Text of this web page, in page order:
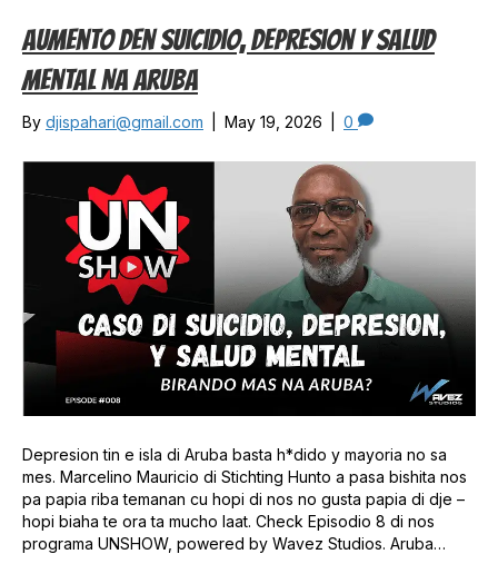
Aumento Den Suicidio, Depresion Y Salud
Mental Na Aruba
By djispahari@gmail.com May 19, 2026 0
Depresion tin e isla di Aruba basta h*dido y mayoria no sa
mes. Marcelino Mauricio di Stichting Hunto a pasa bishita nos
pa papia riba temanan cu hopi di nos no gusta papia di dje –
hopi biaha te ora ta mucho laat. Check Episodio 8 di nos
programa UNSHOW, powered by Wavez Studios. Aruba…